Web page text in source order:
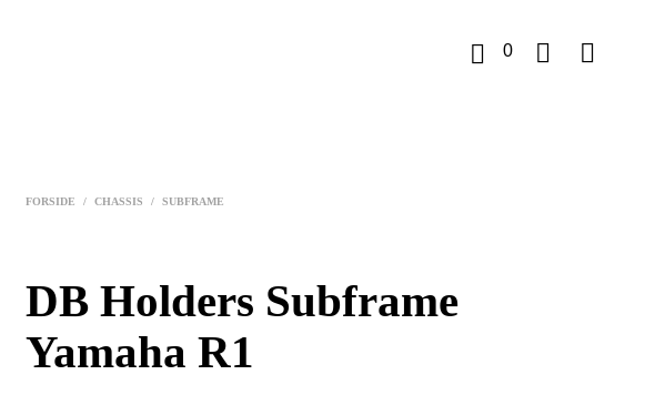
0
FORSIDE / CHASSIS / SUBFRAME
DB Holders Subframe
Yamaha R1